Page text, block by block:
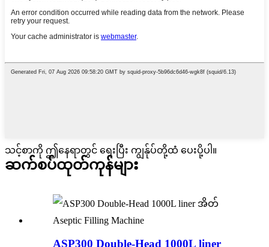
သင့်စာကို ဤနေရာတွင် ရေးပြီး ကျွန်ုပ်တို့ထံ ပေးပို့ပါ။
ဆက်စပ်ထုတ်ကုန်များ
ASP300 Double-Head 1000L liner